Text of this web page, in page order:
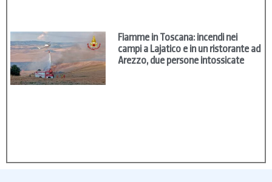
Fiamme in Toscana: incendi nei
campi a Lajatico e in un ristorante ad
Arezzo, due persone intossicate